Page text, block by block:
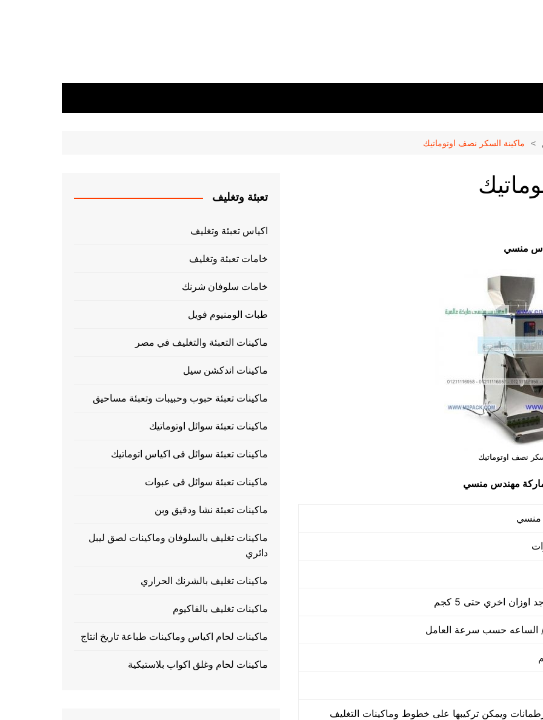
ماكينة السكر نصف اوتوماتيك
نصف اوتوماتيك
ويمكن تركيبها على خطوط وماكينات التغليف
تعبئة وتغليف
اكياس تعبئة وتغليف
خامات تعبئة وتغليف
خامات سلوفان شرنك
طبات الومنيوم فويل
ماكينات التعبئة والتغليف في مصر
ماكينات اندكشن سيل
ماكينات تعبئة حبوب وحبيبات وتعبئة مساحيق
ماكينات تعبئة سوائل اوتوماتيك
ماكينات تعبئة سوائل فى اكياس اتوماتيك
ماكينات تعبئة سوائل فى عبوات
ماكينات تعبئة نشا ودقيق وبن
ماكينات تغليف بالسلوفان وماكينات لصق ليبل
دائري
ماكينات تغليف بالشرنك الحراري
ماكينات تغليف بالفاكيوم
ماكينات لحام اكياس وماكينات طباعة تاريخ انتاج
ماكينات لحام وغلق اكواب بلاستيكية